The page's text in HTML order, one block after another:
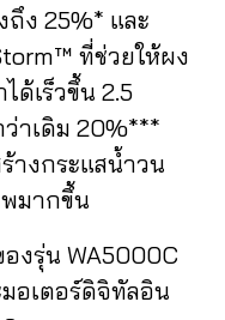
ถึง 25%* และ
ที่ช่วยให้ผง
ด้เร็วขึ้น 2.5
าเดิม 20%***
างกระแสน้ำวน
มากขึ้น
งรุ่น WA5000C
อเตอร์ดิจิทัลอิน